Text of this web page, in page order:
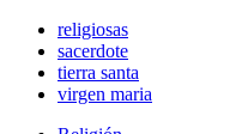
religiosas
sacerdote
tierra santa
virgen maria